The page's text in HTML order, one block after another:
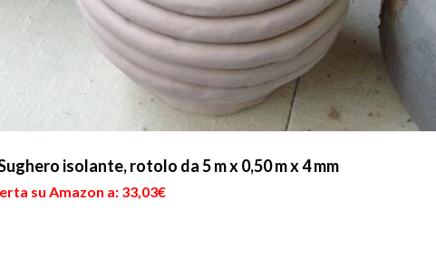
isolante, rotolo da 5 m x 0,50 m x 4 mm
su Amazon a: 33,03€